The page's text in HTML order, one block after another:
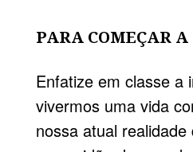
PARA COMEÇAR
Enfatize em classe a
vivermos uma vida
nossa atual